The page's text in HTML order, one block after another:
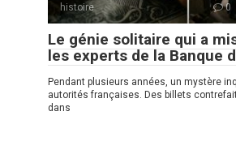
histoire 0
Le génie solitaire qui a
les experts de la Banque
Pendant plusieurs années, un mystère
autorités françaises. Des billets
dans